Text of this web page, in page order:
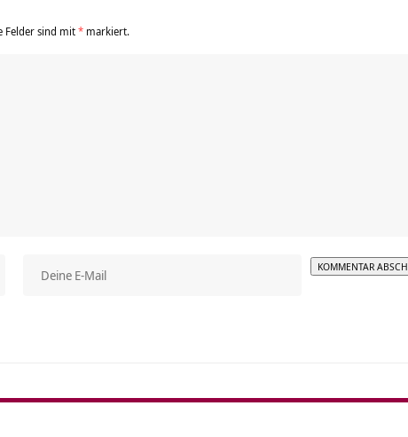
Felder sind mit* markiert.